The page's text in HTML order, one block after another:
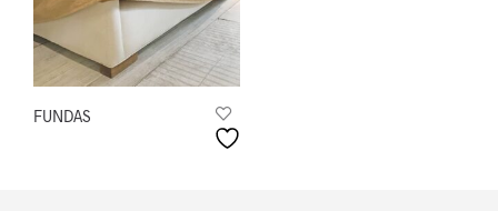
FUNDAS